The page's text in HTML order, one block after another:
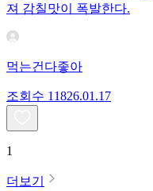
져 감칠맛이 폭발한다.
먹는건다좋아
조회수 11826.01.17
1
더보기